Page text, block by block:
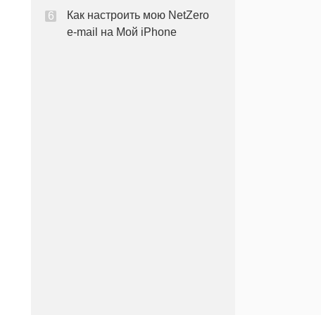
Как настроить мою NetZero
e-mail на Мой iPhone